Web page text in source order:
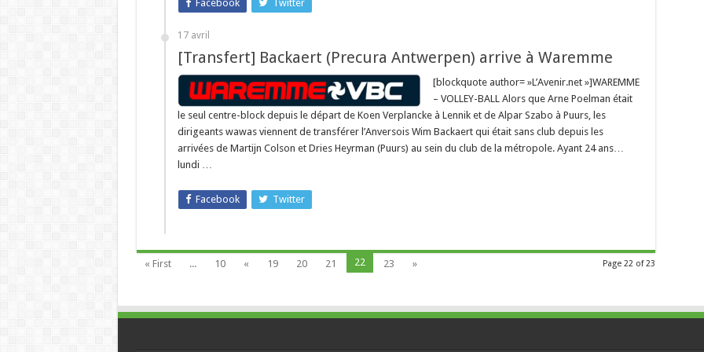
Facebook Twitter
17 avril
[Transfert] Backaert (Precura Antwerpen) arrive à Waremme
[blockquote author= »L’Avenir.net »]WAREMME
– VOLLEY-BALL Alors que Arne Poelman était
le seul centre-block depuis le départ de Koen Verplancke à Lennik et de Alpar Szabo à Puurs, les
dirigeants wawas viennent de transférer l’Anversois Wim Backaert qui était sans club depuis les
arrivées de Martijn Colson et Dries Heyrman (Puurs) au sein du club de la métropole. Ayant 24 ans…
lundi …
Facebook Twitter
Page 22 of 23
« First ... 10 « 19 20 21 22 23 »